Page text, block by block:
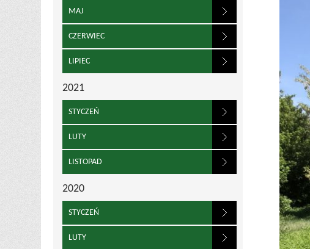
MAJ
CZERWIEC
LIPIEC
2021
STYCZEŃ
LUTY
LISTOPAD
2020
STYCZEŃ
LUTY